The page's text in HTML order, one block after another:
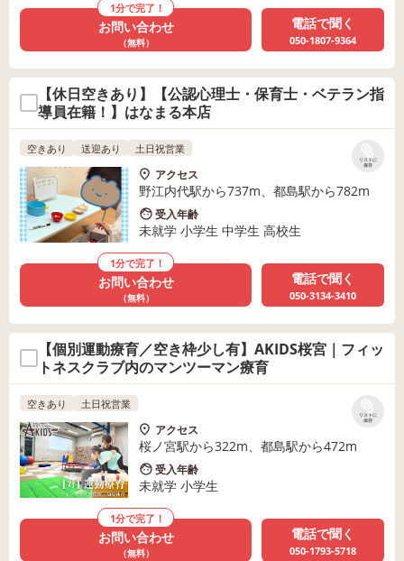
1分で完了！
お問い合わせ
（無料）
電話で聞く
050-1807-9364
【休日空きあり】【公認心理士・保育士・ベテラン指
導員在籍！】はなまる本店
リストに
保存
空きあり 送迎あり 土日祝営業
アクセス
野江内代駅から737m、都島駅から782m
受入年齢
未就学 小学生 中学生 高校生
1分で完了！
お問い合わせ
（無料）
電話で聞く
050-3134-3410
【個別運動療育／空き枠少し有】AKIDS桜宮｜フィッ
トネスクラブ内のマンツーマン療育
リストに
保存
空きあり 土日祝営業
アクセス
桜ノ宮駅から322m、都島駅から472m
受入年齢
未就学 小学生
1分で完了！
お問い合わせ
（無料）
電話で聞く
050-1793-5718